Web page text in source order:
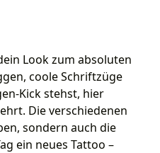
Look zum absoluten
coole Schriftzüge
Kick stehst, hier
Die verschiedenen
sondern auch die
ein neues Tattoo –